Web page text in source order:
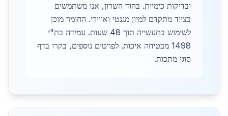
ובדיקות כימיות. בהוד השרון, אנו משתמשים
בציוד מתקדם למיון מגנטי ואווירי. החומר מוכן
לשימוש בתעשייה תוך 48 שעות. עמידה בת"י
1498 מבטיחה איכות. לפרטים נוספים, בקרו בדף
סוגי מתכות.